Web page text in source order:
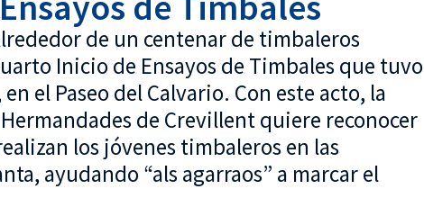
de un centenar de timbaleros
Inicio de Ensayos de Timbales que tuvo
el Paseo del Calvario. Con este acto, la
de Crevillent quiere reconocer
los jóvenes timbaleros en las
ayudando “als agarraos” a marcar el